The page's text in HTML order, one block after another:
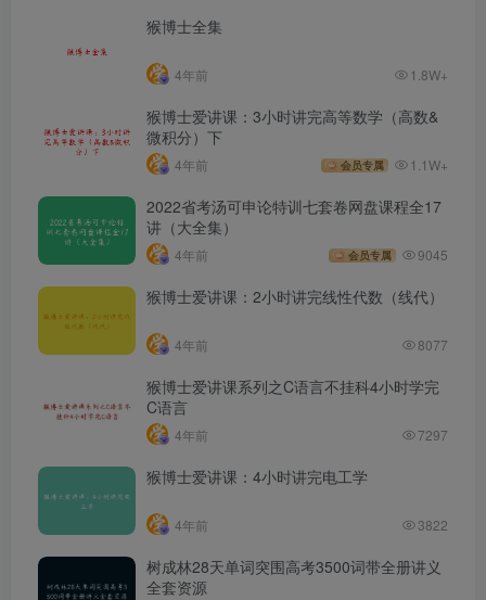
猴博士全集
4年前 1.8W+
猴博士爱讲课：3小时讲完高等数学（高数&
微积分）下
4年前 会员专属 1.1W+
2022省考汤可申论特训七套卷网盘课程全17
讲（大全集）
4年前 会员专属 9045
猴博士爱讲课：2小时讲完线性代数（线代）
4年前 8077
猴博士爱讲课系列之C语言不挂科4小时学完
C语言
4年前 7297
猴博士爱讲课：4小时讲完电工学
4年前 3822
树成林28天单词突围高考3500词带全册讲义
全套资源